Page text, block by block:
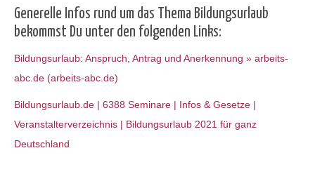
Generelle Infos rund um das Thema Bildungsurlaub
bekommst Du unter den folgenden Links:
Bildungsurlaub: Anspruch, Antrag und Anerkennung » arbeits-
abc.de (arbeits-abc.de)
Bildungsurlaub.de | 6388 Seminare | Infos & Gesetze |
Veranstalterverzeichnis | Bildungsurlaub 2021 für ganz
Deutschland